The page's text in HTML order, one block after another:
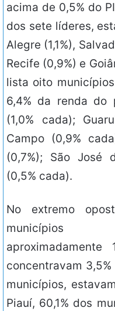
acima de 0,5% do
dos sete líderes,
Alegre (1,1%),
Recife (0,9%) e
lista oito
6,4% da renda do
(1,0% cada);
Campo (0,9%
(0,7%); São José
(0,5% cada).
No extremo
municípios
concentravam
municípios,
Piauí, 60,1% dos